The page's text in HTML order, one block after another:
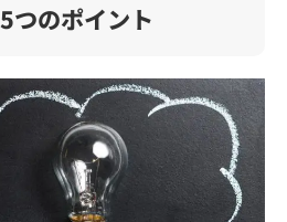
つのポイント